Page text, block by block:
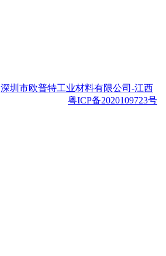
深圳市欧普特工业材料有限公司-江西
粤ICP备2020109723号